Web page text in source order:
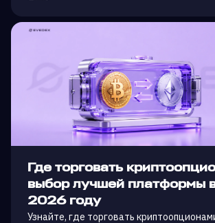
Где торговать
выбор лучшей платформы
2026 году
Узнайте, где торговать